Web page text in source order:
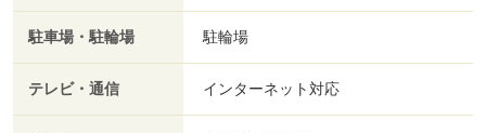
駐車場・駐輪場 駐輪場
テレビ・通信 インターネット対応